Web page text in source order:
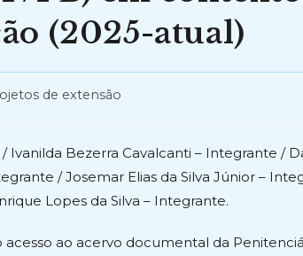
(2025-atual)
de extensão
Ivanilda Bezerra Cavalcanti – Integrante /
/ Josemar Elias da Silva Júnior –
Lopes da Silva – Integrante.
ao acervo documental da